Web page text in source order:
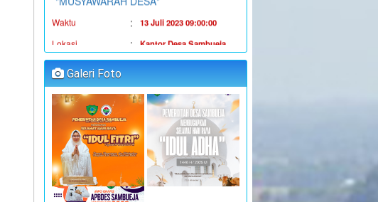
Lokasi : Kantor Desa Sambueja
JUFRI (SEKDES
SAMBUEJA)
"MUSYAWARAH DESA"
Waktu : 14 Juli 2023 09:00:00
Lokasi Kantor Desa Sambueja
Koordinator :
JUFRI (SEKDES
SAMBUEJA)
"MUSYAWARAH DESA"
Waktu : 25 Juli 2023 09:00:00
Galeri Foto